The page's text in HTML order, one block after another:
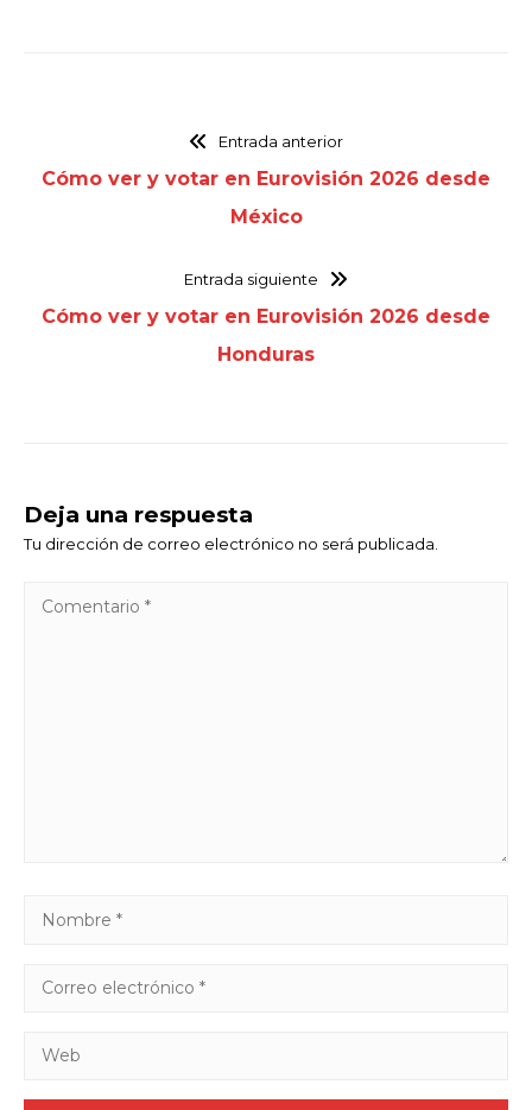
Entrada anterior
Cómo ver y votar en Eurovisión 2026 desde
México
Entrada siguiente
Cómo ver y votar en Eurovisión 2026 desde
Honduras
Deja una respuesta
Tu dirección de correo electrónico no será publicada.